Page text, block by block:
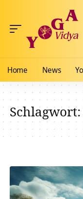
Home News